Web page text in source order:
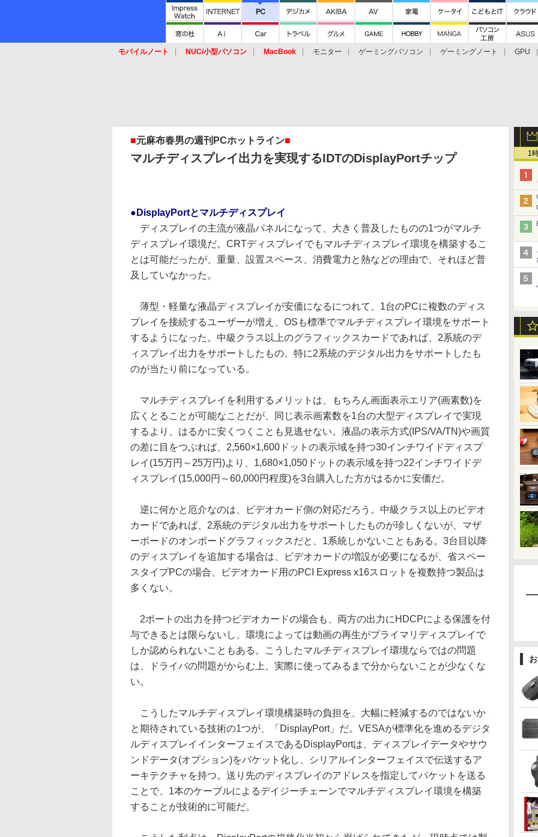
モバイルノート NUC/小型パソコン MacBook モニター ゲーミングパソコン ゲーミングノート
GPU
1
■元麻布春男の週刊PCホットライン■
マルチディスプレイ出力を実現するIDTのDisplayPortチップ
●DisplayPortとマルチディスプレイ
ディスプレイの主流が液晶パネルになって、大きく普及したものの1つがマルチ
ディスプレイ環境だ。CRTディスプレイでもマルチディスプレイ環境を構築するこ
とは可能だったが、重量、設置スペース、消費電力と熱などの理由で、それほど普
及していなかった。
薄型・軽量な液晶ディスプレイが安価になるにつれて、1台のPCに複数のディス
プレイを接続するユーザーが増え、OSも標準でマルチディスプレイ環境をサポート
するようになった。中級クラス以上のグラフィックスカードであれば、2系統のデ
ィスプレイ出力をサポートしたもの、特に2系統のデジタル出力をサポートしたも
のが当たり前になっている。
マルチディスプレイを利用するメリットは、もちろん画面表示エリア(画素数)を
広くとることが可能なことだが、同じ表示画素数を1台の大型ディスプレイで実現
するより、はるかに安くつくことも見逃せない。液晶の表示方式(IPS/VA/TN)や画質
の差に目をつぶれば、2,560×1,600ドットの表示域を持つ30インチワイドディスプ
レイ(15万円～25万円)より、1,680×1,050ドットの表示域を持つ22インチワイドデ
ィスプレイ(15,000円～60,000円程度)を3台購入した方がはるかに安価だ。
逆に何かと厄介なのは、ビデオカード側の対応だろう。中級クラス以上のビデオ
カードであれば、2系統のデジタル出力をサポートしたものが珍しくないが、マザ
ーボードのオンボードグラフィックスだと、1系統しかないこともある。3台目以降
のディスプレイを追加する場合は、ビデオカードの増設が必要になるが、省スペー
スタイプPCの場合、ビデオカード用のPCI Express x16スロットを複数持つ製品は
多くない。
2ポートの出力を持つビデオカードの場合も、両方の出力にHDCPによる保護を付
与できるとは限らないし、環境によっては動画の再生がプライマリディスプレイで
しか認められないこともある。こうしたマルチディスプレイ環境ならではの問題
は、ドライバの問題がからむ上、実際に使ってみるまで分からないことが少なくな
い。
こうしたマルチディスプレイ環境構築時の負担を、大幅に軽減するのではないか
と期待されている技術の1つが、「DisplayPort」だ。VESAが標準化を進めるデジタ
ルディスプレイインターフェイスであるDisplayPortは、ディスプレイデータやサウ
ンドデータ(オプション)をパケット化し、シリアルインターフェイスで伝送するア
ーキテクチャを持つ。送り先のディスプレイのアドレスを指定してパケットを送る
ことで、1本のケーブルによるデイジーチェーンでマルチディスプレイ環境を構築
することが技術的に可能だ。